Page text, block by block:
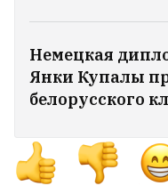
Немецкая
Янки Купалы
белорусского